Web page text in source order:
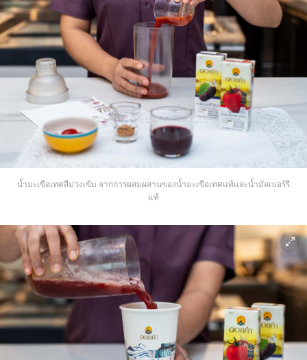
น้ำมะเขือเทศสีม่วงเข้ม จากการผสมผสานของน้ำมะเขือเทศแท้และน้ำมัลเบอร์รี
แท้